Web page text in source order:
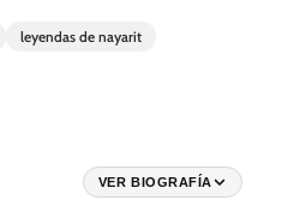
leyendas de nayarit
VER BIOGRAFÍA